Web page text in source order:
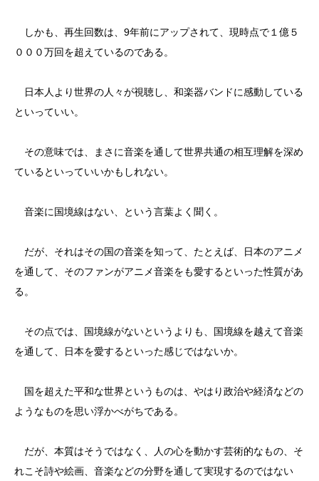
しかも、再生回数は、9年前にアップされて、現時点で１億５
０００万回を超えているのである。
日本人より世界の人々が視聴し、和楽器バンドに感動している
といっていい。
その意味では、まさに音楽を通して世界共通の相互理解を深め
ているといっていいかもしれない。
音楽に国境線はない、という言葉よく聞く。
だが、それはその国の音楽を知って、たとえば、日本のアニメ
を通して、そのファンがアニメ音楽をも愛するといった性質があ
る。
その点では、国境線がないというよりも、国境線を越えて音楽
を通して、日本を愛するといった感じではないか。
国を超えた平和な世界というものは、やはり政治や経済などの
ようなものを思い浮かべがちである。
だが、本質はそうではなく、人の心を動かす芸術的なもの、そ
れこそ詩や絵画、音楽などの分野を通して実現するのではない